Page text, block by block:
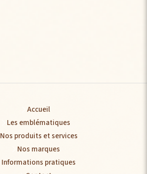
Accueil
Les emblématiques
Nos produits et services
Nos marques
Informations pratiques